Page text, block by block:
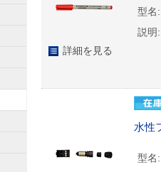
詳細を見る
型名:
説明:
水性
型名: